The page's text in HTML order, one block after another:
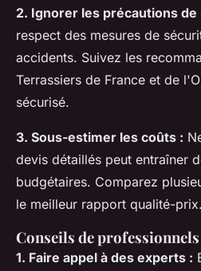
2. Ignorer les précautions de
respect des mesures de
accidents. Suivez les
Terrassiers de France et de
sécurisé.
3. Sous-estimer les coûts :
devis détaillés peut entraîner
budgétaires. Comparez
le meilleur rapport qualité-prix.
Conseils de
1. Faire appel à des experts :